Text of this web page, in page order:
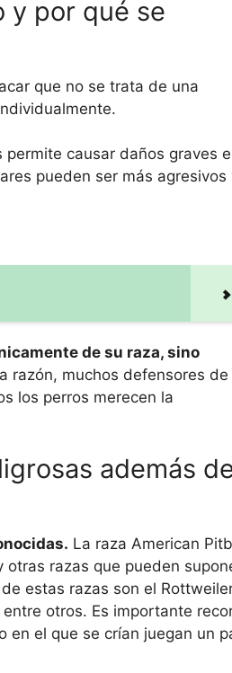
y por qué se
que no se trata de una
causar daños graves
pueden ser más agresivos
de su raza, sino
razón, muchos defensores de
los perros merecen la
además
La raza American
razas que pueden
estas razas son el
otros. Es importante
en el que se crían juegan un